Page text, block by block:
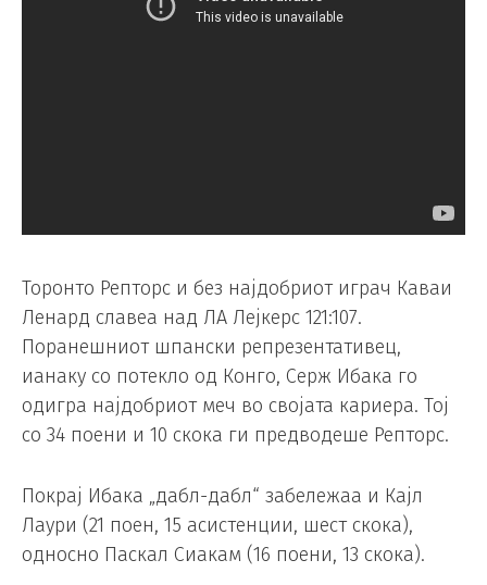
Торонто Репторс и без најдобриот играч Каваи
Ленард славеа над ЛА Лејкерс 121:107.
Поранешниот шпански репрезентативец,
ианаку со потекло од Конго, Серж Ибака го
одигра најдобриот меч во својата кариера. Тој
со 34 поени и 10 скока ги предводеше Репторс.
Покрај Ибака „дабл-дабл“ забележаа и Кајл
Лаури (21 поен, 15 асистенции, шест скока),
односно Паскал Сиакам (16 поени, 13 скока).